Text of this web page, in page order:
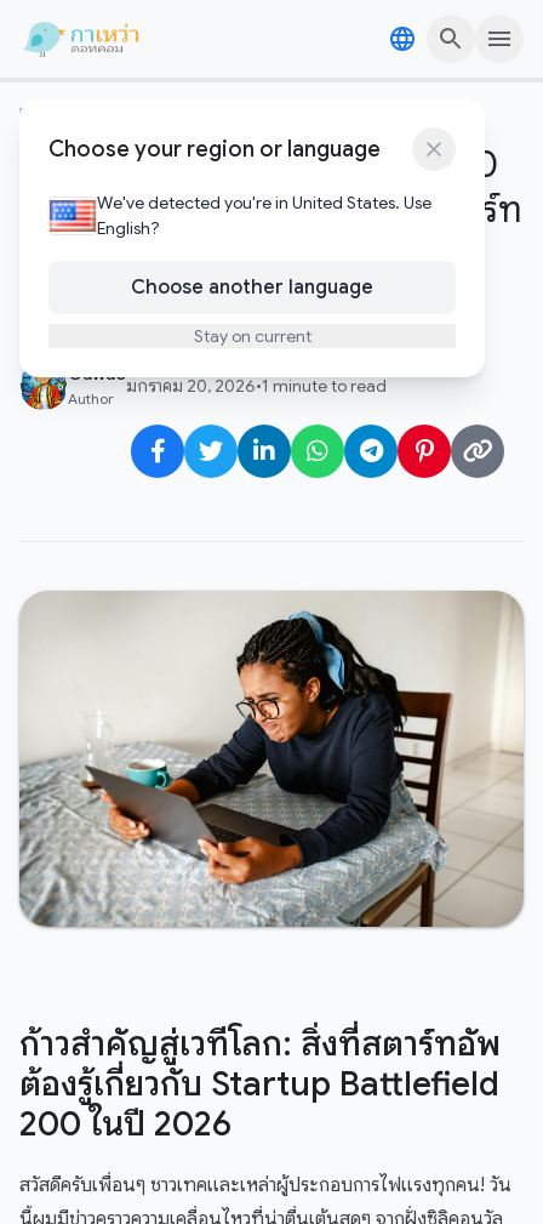
Choose your region or language
We've detected you're in United States. Use
English?
Choose another language
Stay on current
เทคโนโลยีอัพเดต
เจาะลึก Startup Battlefield 200
ปี 2026: โอกาสครั้งใหญ่ของสตาร์ท
TechCrunch Disrupt
Gawao
Author
มกราคม 20, 2026•1 minute to read
ก้าวสำคัญสู่เวทีโลก: สิ่งที่สตาร์ทอัพ
ต้องรู้เกี่ยวกับ Startup Battlefield
200 ในปี 2026
สวัสดีครับเพื่อนๆ ชาวเทคและเหล่าผู้ประกอบการไฟแรงทุกคน! วัน